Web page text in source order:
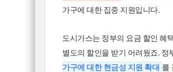
가구에 대한 집중 지원입니다.
도시가스는 정부의 요금 할인 혜
별도의 할인을 받기 어려웠죠.
가구에 대한 현금성 지원 확대 를